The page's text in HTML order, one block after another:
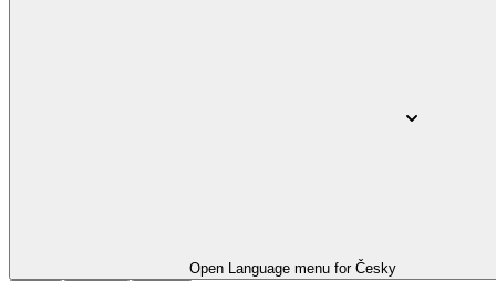
Open Language menu for Česky